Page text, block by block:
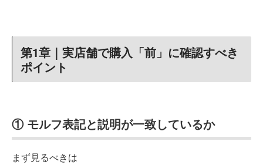
第1章｜実店舗で購入「前」に確認すべき
ポイント
① モルフ表記と説明が一致しているか
まず見るべきは